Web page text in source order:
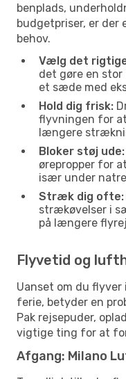
benplads,
budgetpriser, er der
behov.
Vælg det
det gøre en
et sæde med
Hold dig frisk:
flyvningen for
længere
Bloker støj ude:
ørepropper for
især under
Stræk dig ofte:
strækøvelser i
på længere
Flyvetid og
Uanset om du
ferie, betyder en
Pak rejsepuder,
vigtige ting for at
Afgang: Milano